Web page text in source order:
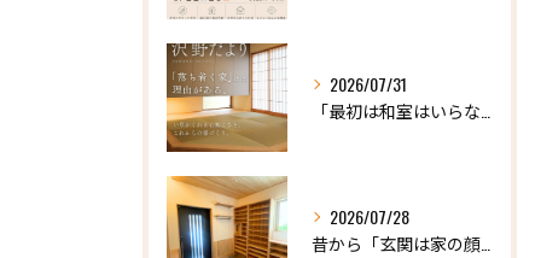
2026/07/31
「最初は和室はいらないかな、と思っていたけれど…」
2026/07/28
昔から「玄関は家の顔」と言われています。